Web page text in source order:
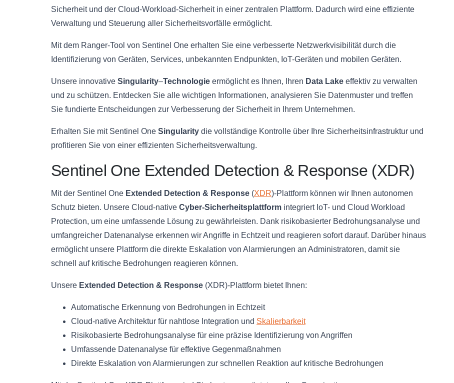
Sicherheit und der Cloud-Workload-Sicherheit in einer zentralen Plattform. Dadurch wird eine effiziente
Verwaltung und Steuerung aller Sicherheitsvorfälle ermöglicht.
Mit dem Ranger-Tool von Sentinel One erhalten Sie eine verbesserte Netzwerkvisibilität durch die
Identifizierung von Geräten, Services, unbekannten Endpunkten, IoT-Geräten und mobilen Geräten.
Unsere innovative Singularity–Technologie ermöglicht es Ihnen, Ihren Data Lake effektiv zu verwalten
und zu schützen. Entdecken Sie alle wichtigen Informationen, analysieren Sie Datenmuster und treffen
Sie fundierte Entscheidungen zur Verbesserung der Sicherheit in Ihrem Unternehmen.
Erhalten Sie mit Sentinel One Singularity die vollständige Kontrolle über Ihre Sicherheitsinfrastruktur und
profitieren Sie von einer effizienten Sicherheitsverwaltung.
Sentinel One Extended Detection & Response (XDR)
Mit der Sentinel One Extended Detection & Response (XDR)-Plattform können wir Ihnen autonomen
Schutz bieten. Unsere Cloud-native Cyber-Sicherheitsplattform integriert IoT- und Cloud Workload
Protection, um eine umfassende Lösung zu gewährleisten. Dank risikobasierter Bedrohungsanalyse und
umfangreicher Datenanalyse erkennen wir Angriffe in Echtzeit und reagieren sofort darauf. Darüber hinaus
ermöglicht unsere Plattform die direkte Eskalation von Alarmierungen an Administratoren, damit sie
schnell auf kritische Bedrohungen reagieren können.
Unsere Extended Detection & Response (XDR)-Plattform bietet Ihnen:
Automatische Erkennung von Bedrohungen in Echtzeit
Cloud-native Architektur für nahtlose Integration und Skalierbarkeit
Risikobasierte Bedrohungsanalyse für eine präzise Identifizierung von Angriffen
Umfassende Datenanalyse für effektive Gegenmaßnahmen
Direkte Eskalation von Alarmierungen zur schnellen Reaktion auf kritische Bedrohungen